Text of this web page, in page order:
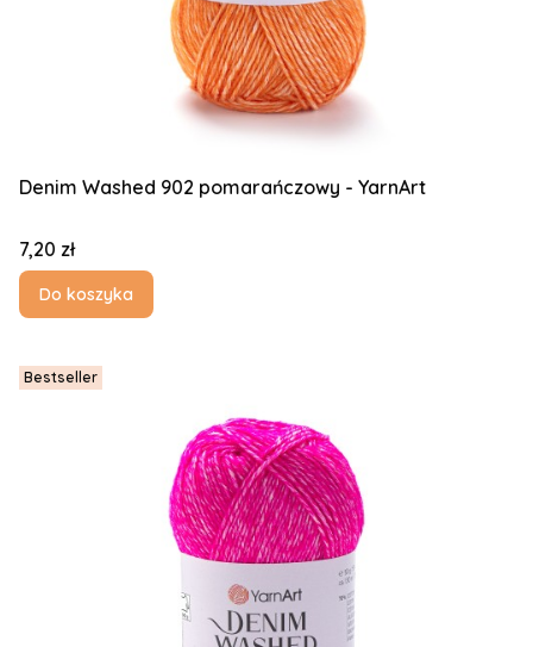
Denim Washed 902 pomarańczowy - YarnArt
Cena
7,20 zł
Do koszyka
Bestseller